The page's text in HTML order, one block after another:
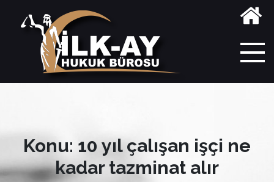
Konu: 10 yıl çalışan işçi ne
kadar tazminat alır